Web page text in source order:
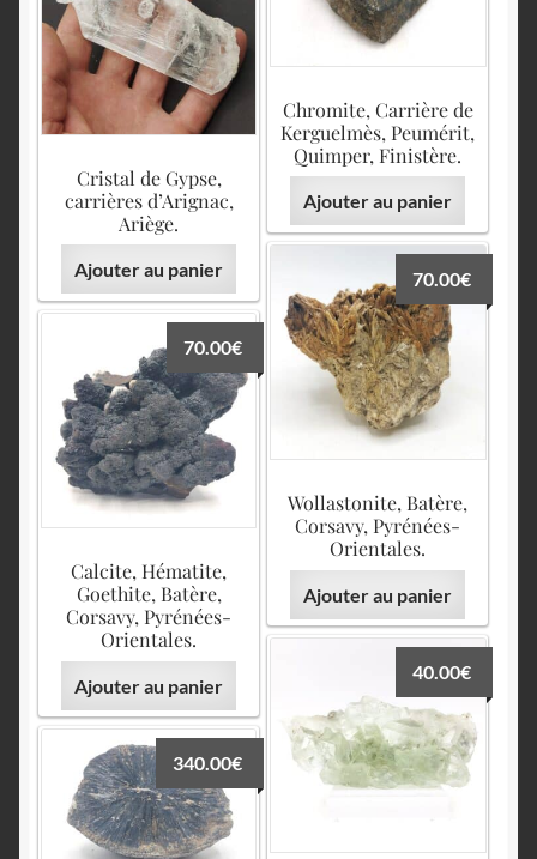
Chromite, Carrière de
Kerguelmès, Peumérit,
Quimper, Finistère.
Ajouter au panier
Cristal de Gypse,
carrières d’Arignac,
Ariège.
Ajouter au panier
Wollastonite, Batère,
Corsavy, Pyrénées-
Orientales.
70.00€
Ajouter au panier
Calcite, Hématite,
Goethite, Batère,
Corsavy, Pyrénées-
Orientales.
70.00€
Ajouter au panier
40.00€
340.00€